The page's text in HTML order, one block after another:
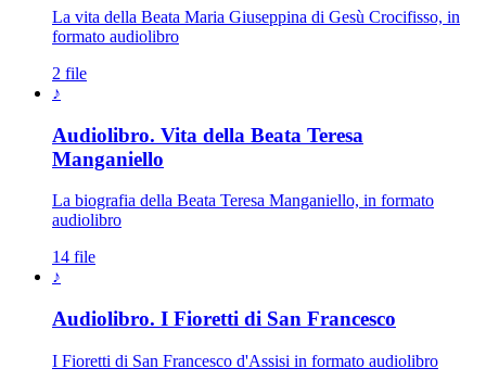
La vita della Beata Maria Giuseppina di Gesù Crocifisso, in
formato audiolibro
2 file
♪
Audiolibro. Vita della Beata Teresa
Manganiello
La biografia della Beata Teresa Manganiello, in formato
audiolibro
14 file
♪
Audiolibro. I Fioretti di San Francesco
I Fioretti di San Francesco d'Assisi in formato audiolibro